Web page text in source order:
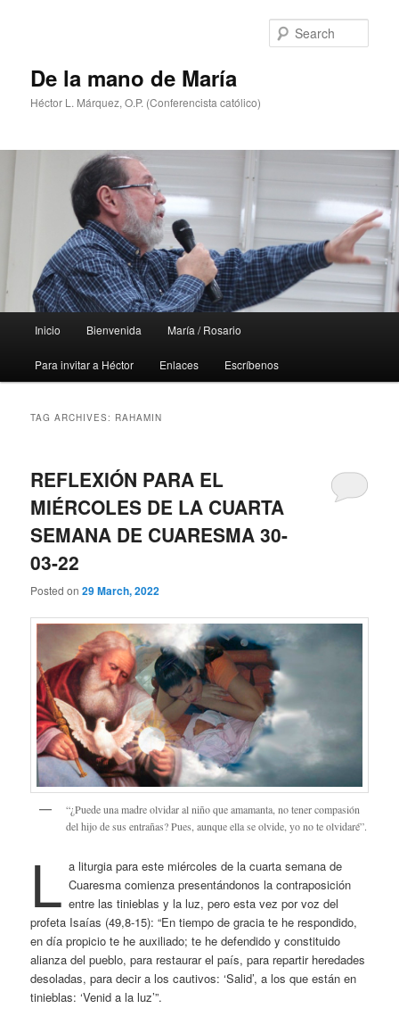
De la mano de María
Héctor L. Márquez, O.P. (Conferencista católico)
Inicio Bienvenida María / Rosario
Para invitar a Héctor Enlaces Escríbenos
TAG ARCHIVES: RAHAMIN
REFLEXIÓN PARA EL
MIÉRCOLES DE LA CUARTA
SEMANA DE CUARESMA 30-
03-22
Posted on29 March, 2022
“¿Puede una madre olvidar al niño que amamanta, no tener compasión
del hijo de sus entrañas? Pues, aunque ella se olvide, yo no te olvidaré”.
L a liturgia para este miércoles de la cuarta semana de
Cuaresma comienza presentándonos la contraposición
entre las tinieblas y la luz, pero esta vez por voz del
profeta Isaías (49,8-15): “En tiempo de gracia te he respondido,
en día propicio te he auxiliado; te he defendido y constituido
alianza del pueblo, para restaurar el país, para repartir heredades
desoladas, para decir a los cautivos: ‘Salid’, a los que están en
tinieblas: ‘Venid a la luz’”.